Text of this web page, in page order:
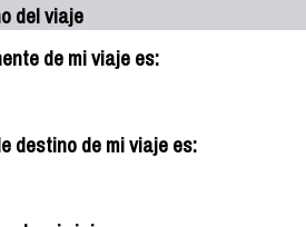
del viaje
de mi viaje es:
destino de mi viaje es: